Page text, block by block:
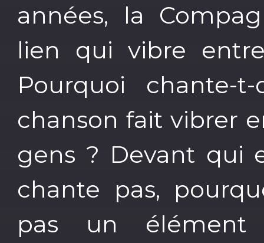
années, la
lien qui vibre
Pourquoi chante-
chanson fait vibrer
gens ? Devant qui
chante pas,
pas un élément